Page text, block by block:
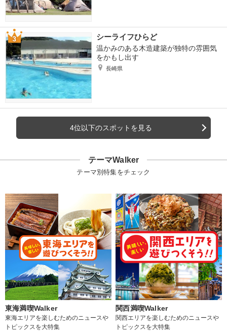
シーライフひらど
温かみのある木造建築が独特の雰囲気
をかもし出す
長崎県
4位以下のスポットを見る
テーマWalker
テーマ別特集をチェック
東海満喫Walker
東海エリアを楽しむためのニュースや
トピックスを大特集
関西満喫Walker
関西エリアを楽しむためのニュースや
トピックスを大特集